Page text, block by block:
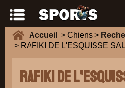
Accueil > Chiens >
> RAFIKI DE L'ESQUISSE
RAFIKI DE